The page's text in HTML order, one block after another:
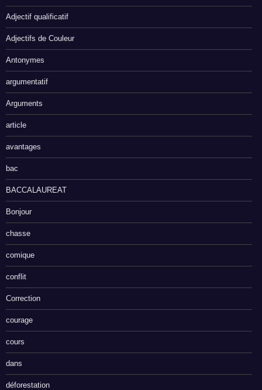
Adjectif qualificatif
Adjectifs de Couleur
Antonymes
argumentatif
Arguments
article
avantages
bac
BACCALAUREAT
Bonjour
chasse
comique
conflit
Correction
courage
cours
dans
déforestation